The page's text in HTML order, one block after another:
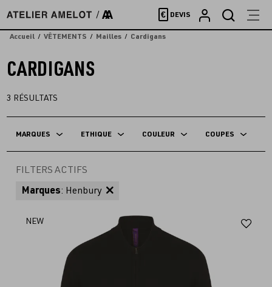
directement
au
€ DEVIS
Accueil VÊTEMENTS Mailles Cardigans
CARDIGANS
3 RÉSULTATS
MARQUES ETHIQUE COULEUR COUPES
FILTERS ACTIFS
Marques: Henbury
NEW